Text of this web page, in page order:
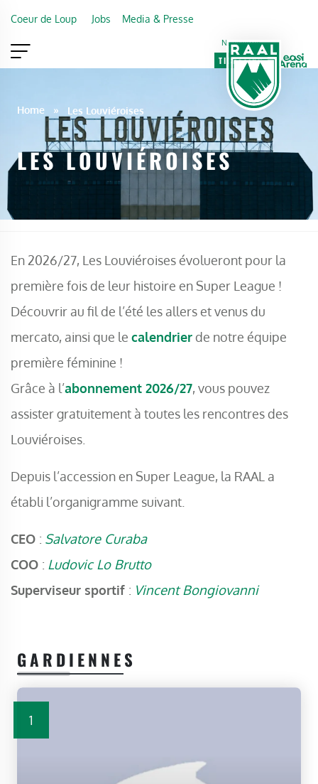
Coeur de Loup Jobs Media & Presse
Newsletter
TICKETING
VIP
FAN SHOP
LES LOUVIÉROISES
Home » Les Louviéroises
En 2026/27, Les Louviéroises évolueront pour la
première fois de leur histoire en Super League !
Découvrir au fil de l’été les allers et venus du
mercato, ainsi que le calendrierde notre équipe
première féminine !
Grâce à l’abonnement 2026/27, vous pouvez
assister gratuitement à toutes les rencontres des
Louviéroises.
Depuis l’accession en Super League, la RAAL a
établi l’organigramme suivant.
CEO : Salvatore Curaba
COO : Ludovic Lo Brutto
Superviseur sportif : Vincent Bongiovanni
GARDIENNES
1